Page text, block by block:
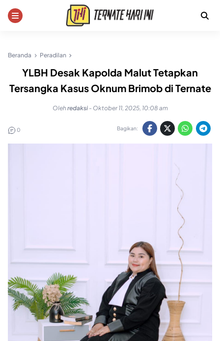
Beranda Peradilan
YLBH Desak Kapolda Malut Tetapkan
Tersangka Kasus Oknum Brimob di Ternate
Olehredaksi - Oktober 11, 2025, 10:08 am
0 Bagikan: